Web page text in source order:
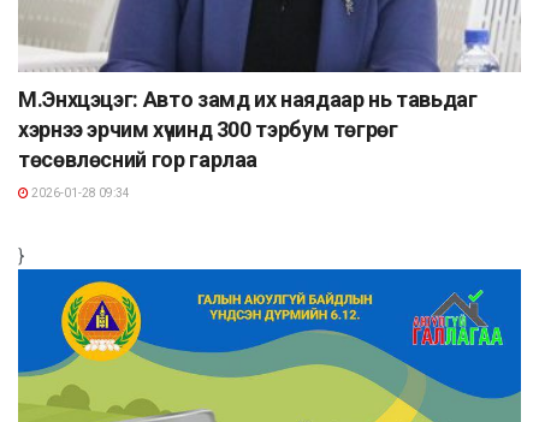
М.Энхцэцэг: Авто замд их наядаар нь тавьдаг
хэрнээ эрчим хүчинд 300 тэрбум төгрөг
төсөвлөсний гор гарлаа
2026-01-28 09:34
}